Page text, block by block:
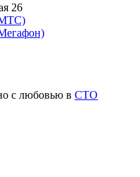
26
МТС)
с любовью в СТО